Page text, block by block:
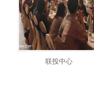
联投中心